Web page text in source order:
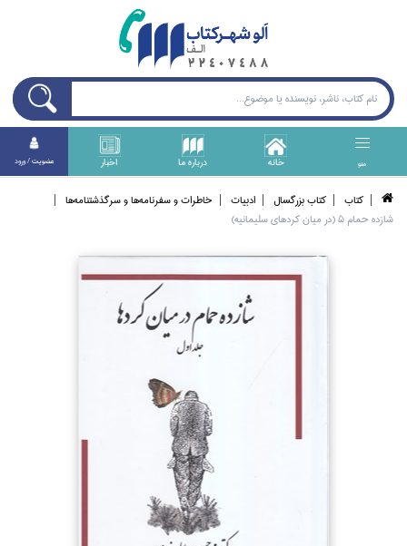
منو خانه درباره ما اخبار عضويت / ورود
كتاب كتاب بزرگسال ادبيات
خاطرات و سفرنامه‌ها و سرگذشتنامه‌ها
شازده حمام 5 (در ميان كرد‌هاي سليمانيه)